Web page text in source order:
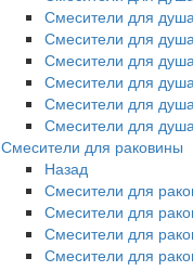
Смесители для
Смесители для
Смесители для
Смесители для
Смесители для
Смесители для
Смесители для раковины
Назад
Смесители для
Смесители для
Смесители для
Смесители для